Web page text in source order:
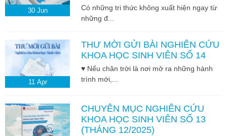
30 Jun
Có những tri thức không xuất hiện ngay từ
những đ...
11 Apr
THƯ MỜI GỬI BÀI NGHIÊN CỨU
KHOA HỌC SINH VIÊN SỐ 14
♥ Nếu chân trời là nơi mở ra những hành
trình mới,...
CHUYÊN MỤC NGHIÊN CỨU
KHOA HỌC SINH VIÊN SỐ 13
(THÁNG 12/2025)